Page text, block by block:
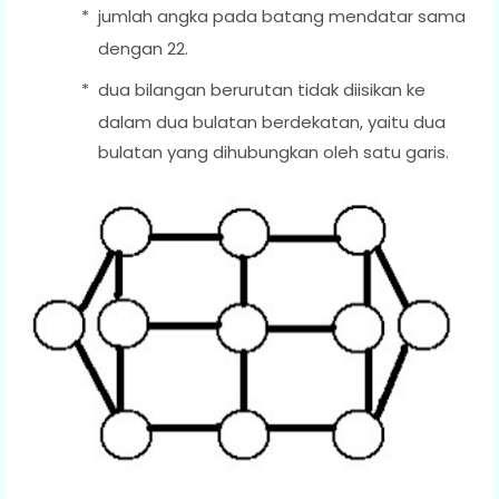
* jumlah angka pada batang mendatar sama
dengan 22.
* dua bilangan berurutan tidak diisikan ke
dalam dua bulatan berdekatan, yaitu dua
bulatan yang dihubungkan oleh satu garis.